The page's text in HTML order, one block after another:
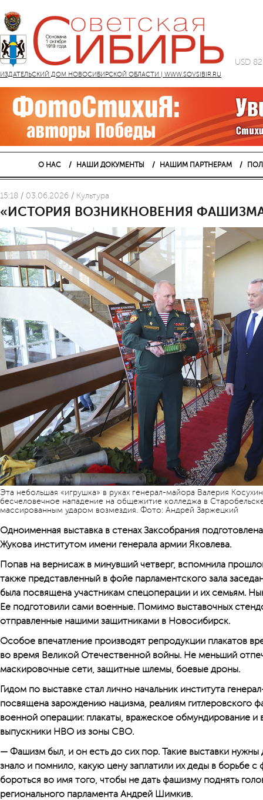
ИЗДАТЕЛЬСКИЙ ДОМ НОВОСИБИРСКОЙ ОБЛАСТИ | WWW.SOVSIBIR.RU
USD
О НАС НАШИ ДОКУМЕНТЫ НАШИМ ПАРТНЕРАМ
15:18 / 03.06.2026 / Культура
«ИСТОРИЯ ВОЗНИКНОВЕНИЯ
Эта небольшая «игрушка» в руках генерал-майора Валерия
бесчеловечное нападение на общежитие колледжа в
массированным ударом возмездия. Фото: Андрей Заржецкий
Одноименная выставка в стенах Заксоб­рания
Жукова институтом имени генерала армии Яковлева.
Попав на вернисаж в минувший четверг, вспомнила
также представленный в фойе парламентского зала
была посвящена участникам спецоперации и их семьям.
Ее подготовили сами военные. Помимо выставочных
отправленные нашими защитниками в Новосибирск.
Особое впечатление производят репродукции плакатов
во время Великой Отечественной войны. Не меньший
маскировочные сети, защитные шлемы, боевые дроны.
Гидом по выставке стал лично начальник института
посвящена зарождению нацизма, реалиям гитлеровского
военной операции: плакаты, вражеское обмундирование
выпускники НВО из зоны СВО.
— Фашизм был, и он есть до сих пор. Такие выставки
знало и помнило, какую цену заплатили их деды в борьбе
бороться во имя того, чтобы не дать фашизму поднять
регионального парламента Андрей Шимкив.